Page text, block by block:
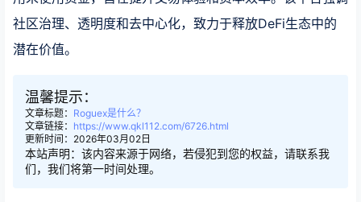
社区治理、透明度和去中心化，致力于释放DeFi生态中的
潜在价值。
温馨提示：
文章标题： Roguex是什么？
文章链接： https://www.qkl112.com/6726.html
更新时间：2026年03月02日
本站声明：该内容来源于网络，若侵犯到您的权益，请联系我
们，我们将第一时间处理。